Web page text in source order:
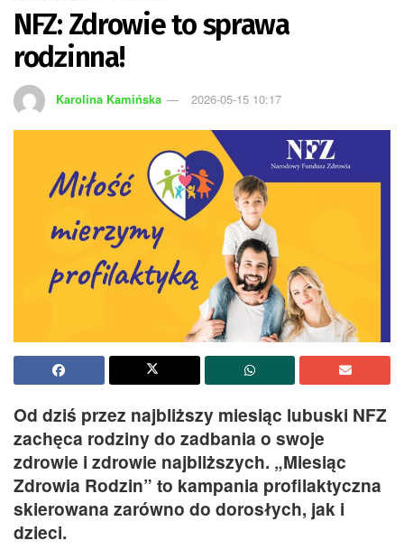
NFZ: Zdrowie to sprawa
rodzinna!
Karolina Kamińska 2026-05-15 10:17
Od dziś przez najbliższy miesiąc lubuski NFZ
zachęca rodziny do zadbania o swoje
zdrowie i zdrowie najbliższych. „Miesiąc
Zdrowia Rodzin” to kampania profilaktyczna
skierowana zarówno do dorosłych, jak i
dzieci.